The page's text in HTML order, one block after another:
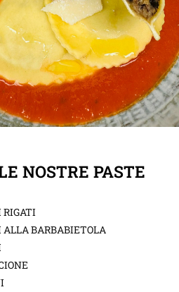
NOSTRE PASTE
RIGATI
ALLA BARBABIETOLA